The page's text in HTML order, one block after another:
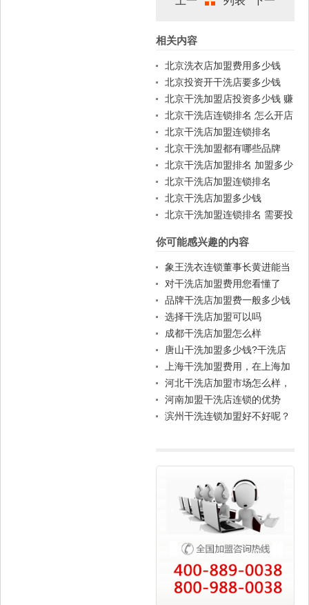
篇
相关内容
北京洗衣店加盟费用多少钱
北京投资开干洗店要多少钱
北京干洗加盟店投资多少钱 赚
钱吗
北京干洗店连锁排名 怎么开店
北京干洗店加盟连锁排名
北京干洗加盟都有哪些品牌
北京干洗店加盟排名 加盟多少
钱
北京干洗店加盟连锁排名
北京干洗店加盟多少钱
北京干洗加盟连锁排名 需要投
你可能感兴趣的内容
象王洗衣连锁董事长黄进能当
选为工商联执委
对干洗店加盟费用您看懂了
吗？
品牌干洗店加盟费一般多少钱
选择干洗店加盟可以吗
成都干洗店加盟怎么样
唐山干洗加盟多少钱?干洗店
加盟比较便宜的是?
上海干洗加盟费用，在上海加
盟干洗店需要多少钱?
河北干洗店加盟市场怎么样，
赚钱吗?
河南加盟干洗店连锁的优势
滨州干洗连锁加盟好不好呢？